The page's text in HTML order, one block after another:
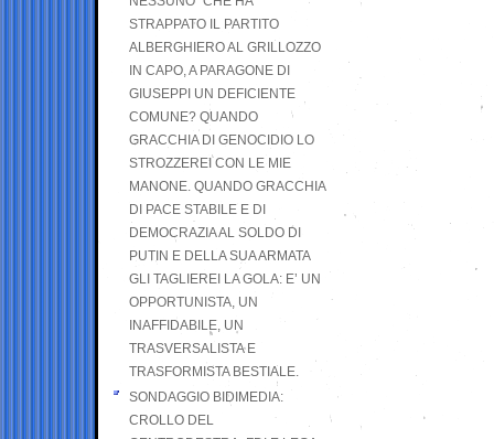
STRAPPATO IL PARTITO
ALBERGHIERO AL GRILLOZZO
IN CAPO, A PARAGONE DI
GIUSEPPI UN DEFICIENTE
COMUNE? QUANDO
GRACCHIA DI GENOCIDIO LO
STROZZEREI CON LE MIE
MANONE. QUANDO GRACCHIA
DI PACE STABILE E DI
DEMOCRAZIA AL SOLDO DI
PUTIN E DELLA SUA ARMATA
GLI TAGLIEREI LA GOLA: E’ UN
OPPORTUNISTA, UN
INAFFIDABILE, UN
TRASVERSALISTA E
TRASFORMISTA BESTIALE.
SONDAGGIO BIDIMEDIA:
CROLLO DEL